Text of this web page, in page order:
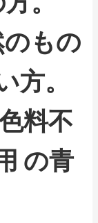
のもの
方。
料不
の青